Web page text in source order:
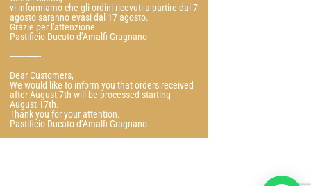
vi informiamo che gli ordini ricevuti a partire dal 7
agosto saranno evasi dal 17 agosto.
Grazie per l'attenzione.
Pastificio Ducato d’Amalfi Gragnano
---------------
Dear Customers,
We would like to inform you that orders received
after August 7th will be processed starting
August 17th.
Thank you for your attention.
Pastificio Ducato d’Amalfi Gragnano